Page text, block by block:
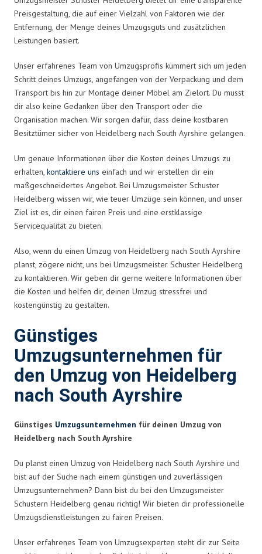
Preisgestaltung, die auf einer Vielzahl von Faktoren wie der
Entfernung, der Menge deines Umzugsguts und zusätzlichen
Leistungen basiert.
Unser erfahrenes Team von Umzugsprofis kümmert sich um jeden
Schritt deines Umzugs, angefangen von der Verpackung und dem
Transport bis hin zur Montage deiner Möbel am Zielort. Du musst
dir also keine Gedanken über den Transport oder die
Organisation machen. Wir sorgen dafür, dass deine kostbaren
Besitztümer sicher von Heidelberg nach South Ayrshire gelangen.
Um genaue Informationen über die Kosten deines Umzugs zu
erhalten, kontaktiere uns einfach und wir erstellen dir ein
maßgeschneidertes Angebot. Bei Umzugsmeister Schuster
Heidelberg wissen wir, wie teuer Umzüge sein können, und unser
Ziel ist es, dir einen fairen Preis und eine erstklassige
Servicequalität zu bieten.
Also, wenn du einen Umzug von Heidelberg nach South Ayrshire
planst, zögere nicht, uns bei Umzugsmeister Schuster Heidelberg
zu kontaktieren. Wir geben dir gerne weitere Informationen über
die Kosten und helfen dir, deinen Umzug stressfrei und
kostengünstig zu gestalten.
Günstiges
Umzugsunternehmen für
den Umzug von Heidelberg
nach South Ayrshire
Günstiges Umzugsunternehmen für deinen Umzug von
Heidelberg nach South Ayrshire
Du planst einen Umzug von Heidelberg nach South Ayrshire und
bist auf der Suche nach einem günstigen und zuverlässigen
Umzugsunternehmen? Dann bist du bei den Umzugsmeister
Schustern Heidelberg genau richtig! Wir bieten dir professionelle
Umzugsdienstleistungen zu fairen Preisen.
Unser erfahrenes Team von Umzugsexperten steht dir zur Seite